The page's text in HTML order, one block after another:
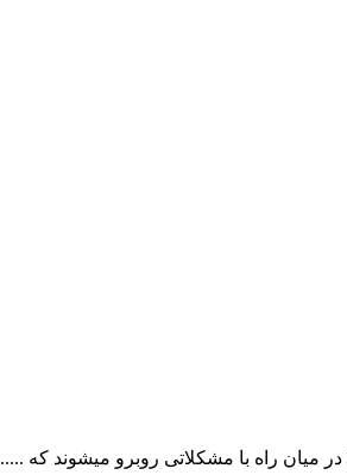
میان راه با مشکلاتی روبرو میشوند که .....